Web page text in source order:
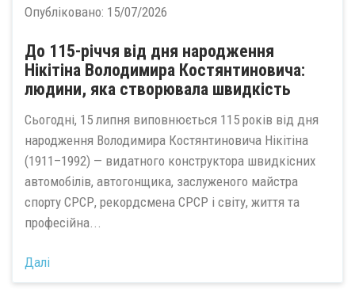
Опубліковано: 15/07/2026
До 115-річчя від дня народження
Нікітіна Володимира Костянтиновича:
людини, яка створювала швидкість
Сьогодні, 15 липня виповнюється 115 років від дня
народження Володимира Костянтиновича Нікітіна
(1911–1992) — видатного конструктора швидкісних
автомобілів, автогонщика, заслуженого майстра
спорту СРСР, рекордсмена СРСР і світу, життя та
професійна...
Далі